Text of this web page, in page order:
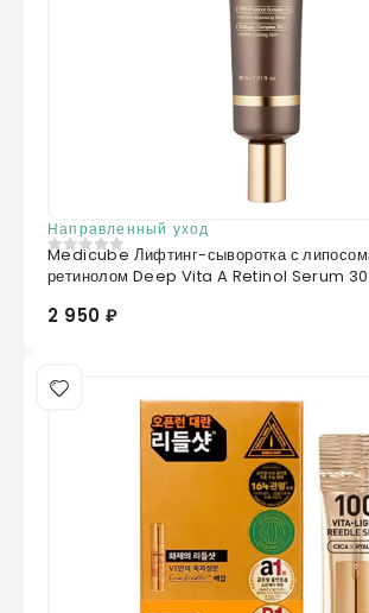
Направленный уход
0из 5
Medicube Лифтинг-сыворотка с
ретинолом Deep Vita A Retinol Serum
2 950 ₽